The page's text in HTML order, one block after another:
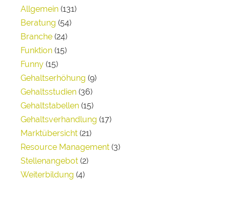
Allgemein (131)
Beratung (54)
Branche (24)
Funktion (15)
Funny (15)
Gehaltserhöhung (9)
Gehaltsstudien (36)
Gehaltstabellen (15)
Gehaltsverhandlung (17)
Marktübersicht (21)
Resource Management (3)
Stellenangebot (2)
Weiterbildung (4)